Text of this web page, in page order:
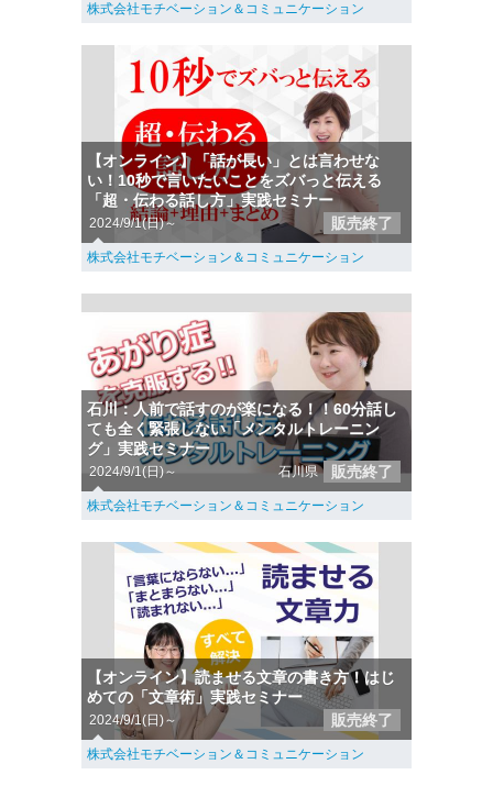
株式会社モチベーション＆コミュニケーション
【オンライン】「話が長い」とは言わせな
い！10秒で言いたいことをズバっと伝える
「超・伝わる話し方」実践セミナー
2024/9/1(日)～ 販売終了
株式会社モチベーション＆コミュニケーション
石川：人前で話すのが楽になる！！60分話し
ても全く緊張しない「メンタルトレーニン
グ」実践セミナー
2024/9/1(日)～ 石川県 販売終了
株式会社モチベーション＆コミュニケーション
【オンライン】読ませる文章の書き方！はじ
めての「文章術」実践セミナー
2024/9/1(日)～ 販売終了
株式会社モチベーション＆コミュニケーション